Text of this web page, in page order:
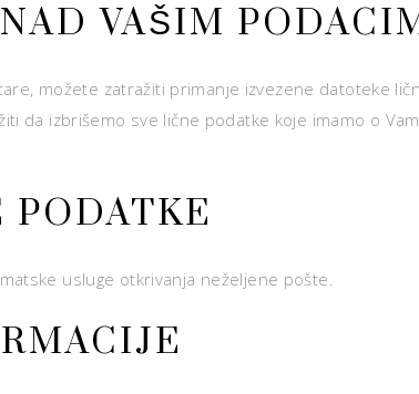
VAŠIM
možete zatražiti primanje izvezene datoteke
da izbrišemo sve lične podatke koje imamo o
PODATKE
usluge otkrivanja neželjene pošte.